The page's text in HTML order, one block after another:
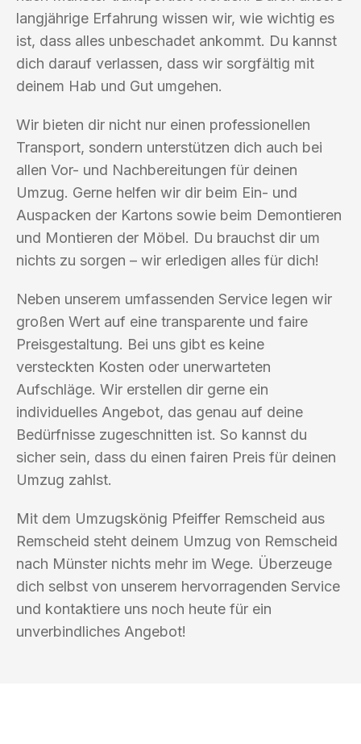
langjährige Erfahrung wissen wir, wie wichtig es
ist, dass alles unbeschadet ankommt. Du kannst
dich darauf verlassen, dass wir sorgfältig mit
deinem Hab und Gut umgehen.
Wir bieten dir nicht nur einen professionellen
Transport, sondern unterstützen dich auch bei
allen Vor- und Nachbereitungen für deinen
Umzug. Gerne helfen wir dir beim Ein- und
Auspacken der Kartons sowie beim Demontieren
und Montieren der Möbel. Du brauchst dir um
nichts zu sorgen – wir erledigen alles für dich!
Neben unserem umfassenden Service legen wir
großen Wert auf eine transparente und faire
Preisgestaltung. Bei uns gibt es keine
versteckten Kosten oder unerwarteten
Aufschläge. Wir erstellen dir gerne ein
individuelles Angebot, das genau auf deine
Bedürfnisse zugeschnitten ist. So kannst du
sicher sein, dass du einen fairen Preis für deinen
Umzug zahlst.
Mit dem Umzugskönig Pfeiffer Remscheid aus
Remscheid steht deinem Umzug von Remscheid
nach Münster nichts mehr im Wege. Überzeuge
dich selbst von unserem hervorragenden Service
und kontaktiere uns noch heute für ein
unverbindliches Angebot!